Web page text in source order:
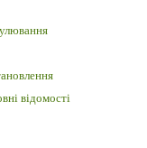
відомості